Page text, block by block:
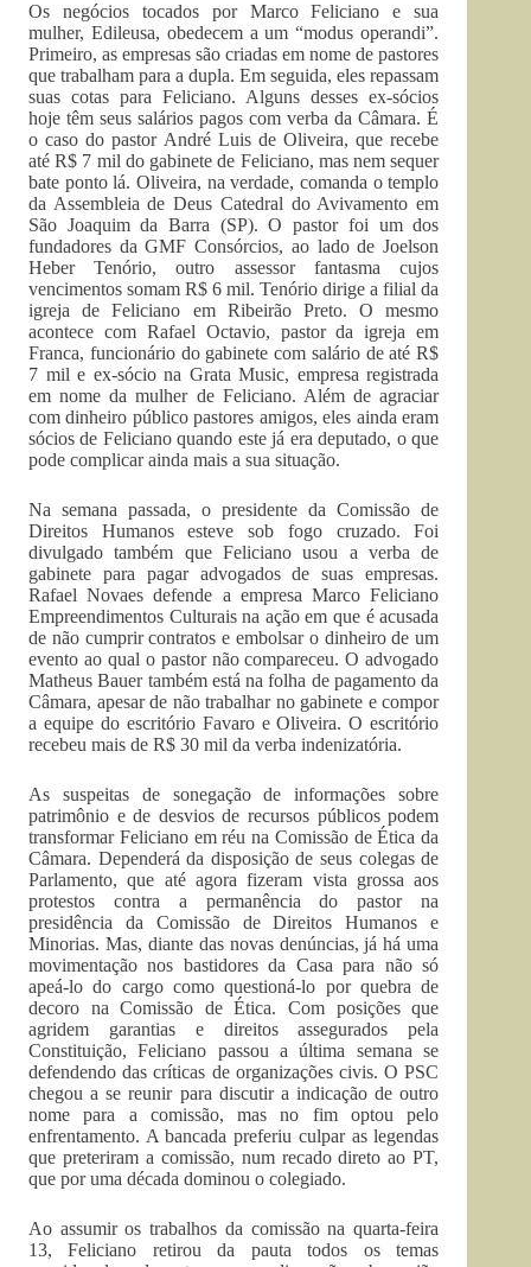
Os negócios tocados por Marco Feliciano e sua
mulher, Edileusa, obedecem a um “modus operandi”.
Primeiro, as empresas são criadas em nome de pastores
que trabalham para a dupla. Em seguida, eles repassam
suas cotas para Feliciano. Alguns desses ex-sócios
hoje têm seus salários pagos com verba da Câmara. É
o caso do pastor André Luis de Oliveira, que recebe
até R$ 7 mil do gabinete de Feliciano, mas nem sequer
bate ponto lá. Oliveira, na verdade, comanda o templo
da Assembleia de Deus Catedral do Avivamento em
São Joaquim da Barra (SP). O pastor foi um dos
fundadores da GMF Consórcios, ao lado de Joelson
Heber Tenório, outro assessor fantasma cujos
vencimentos somam R$ 6 mil. Tenório dirige a filial da
igreja de Feliciano em Ribeirão Preto. O mesmo
acontece com Rafael Octavio, pastor da igreja em
Franca, funcionário do gabinete com salário de até R$
7 mil e ex-sócio na Grata Music, empresa registrada
em nome da mulher de Feliciano. Além de agraciar
com dinheiro público pastores amigos, eles ainda eram
sócios de Feliciano quando este já era deputado, o que
pode complicar ainda mais a sua situação.
Na semana passada, o presidente da Comissão de
Direitos Humanos esteve sob fogo cruzado. Foi
divulgado também que Feliciano usou a verba de
gabinete para pagar advogados de suas empresas.
Rafael Novaes defende a empresa Marco Feliciano
Empreendimentos Culturais na ação em que é acusada
de não cumprir contratos e embolsar o dinheiro de um
evento ao qual o pastor não compareceu. O advogado
Matheus Bauer também está na folha de pagamento da
Câmara, apesar de não trabalhar no gabinete e compor
a equipe do escritório Favaro e Oliveira. O escritório
recebeu mais de R$ 30 mil da verba indenizatória.
As suspeitas de sonegação de informações sobre
patrimônio e de desvios de recursos públicos podem
transformar Feliciano em réu na Comissão de Ética da
Câmara. Dependerá da disposição de seus colegas de
Parlamento, que até agora fizeram vista grossa aos
protestos contra a permanência do pastor na
presidência da Comissão de Direitos Humanos e
Minorias. Mas, diante das novas denúncias, já há uma
movimentação nos bastidores da Casa para não só
apeá-lo do cargo como questioná-lo por quebra de
decoro na Comissão de Ética. Com posições que
agridem garantias e direitos assegurados pela
Constituição, Feliciano passou a última semana se
defendendo das críticas de organizações civis. O PSC
chegou a se reunir para discutir a indicação de outro
nome para a comissão, mas no fim optou pelo
enfrentamento. A bancada preferiu culpar as legendas
que preteriram a comissão, num recado direto ao PT,
que por uma década dominou o colegiado.
Ao assumir os trabalhos da comissão na quarta-feira
13, Feliciano retirou da pauta todos os temas